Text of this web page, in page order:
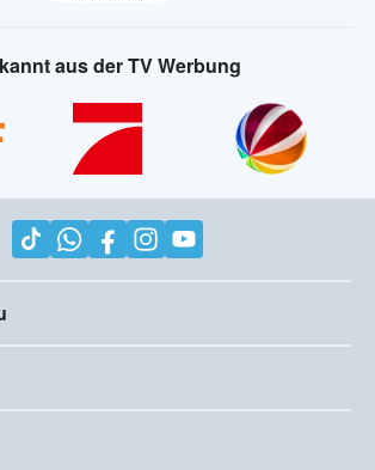
aus der TV Werbung